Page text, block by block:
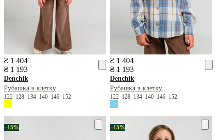
₴ 1 404
₴ 1 193
Denchik
Рубашка в клетку
122 128 134 140 146 152
₴ 1 404
₴ 1 193
Denchik
Рубашка в клетку
122 128 134 140 146 152
−15% −15%